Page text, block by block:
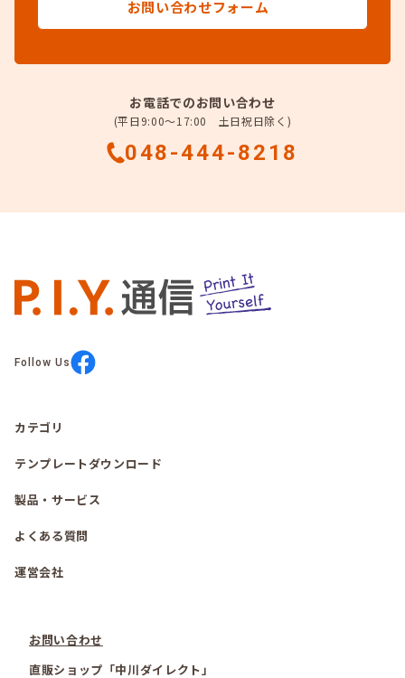
お問い合わせフォーム
お電話でのお問い合わせ
(平日9:00～17:00 土日祝日除く)
048-444-8218
Follow Us
カテゴリ
テンプレートダウンロード
製品・サービス
よくある質問
運営会社
お問い合わせ
直販ショップ「中川ダイレクト」